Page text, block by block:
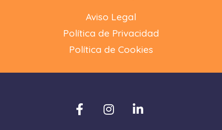
Aviso Legal
Política de Privacidad
Política de Cookies